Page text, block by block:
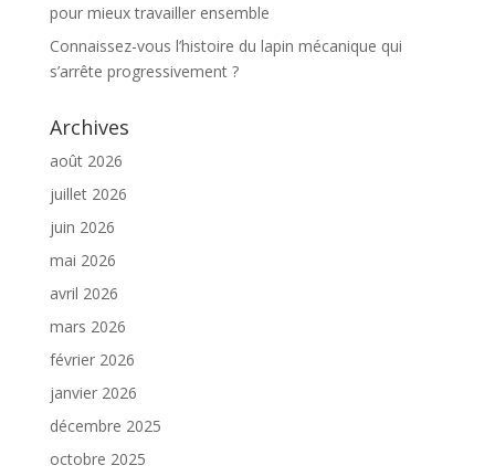
pour mieux travailler ensemble
Connaissez-vous l’histoire du lapin mécanique qui
s’arrête progressivement ?
Archives
août 2026
juillet 2026
juin 2026
mai 2026
avril 2026
mars 2026
février 2026
janvier 2026
décembre 2025
octobre 2025